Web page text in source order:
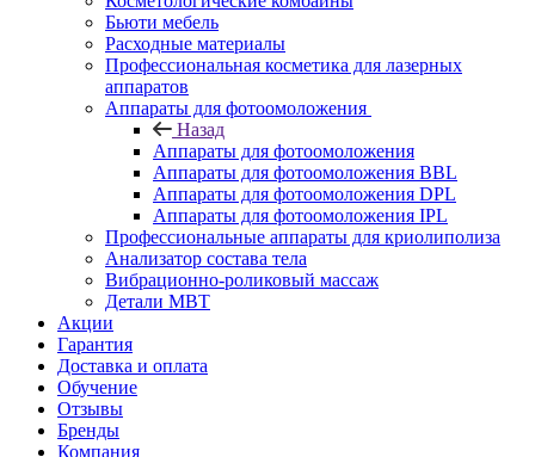
Бьюти мебель
Расходные материалы
Профессиональная косметика для лазерных
аппаратов
Аппараты для фотоомоложения
Назад
Аппараты для фотоомоложения
Аппараты для фотоомоложения BBL
Аппараты для фотоомоложения DPL
Аппараты для фотоомоложения IPL
Профессиональные аппараты для криолиполиза
Анализатор состава тела
Вибрационно-роликовый массаж
Детали MBT
Акции
Гарантия
Доставка и оплата
Обучение
Отзывы
Бренды
Компания